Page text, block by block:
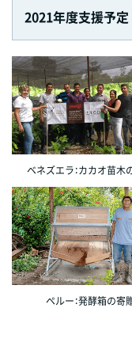
2021年度支援予定
ベネズエラ：カカオ苗木
ペルー：発酵箱の寄